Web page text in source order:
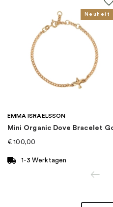
: Nordic
Kategorie Ohrringe
Marke
Neuheit
EMMA ISRAELSSON
Mini Organic Dove Bracelet
€ 100,00
1-3 Werktagen